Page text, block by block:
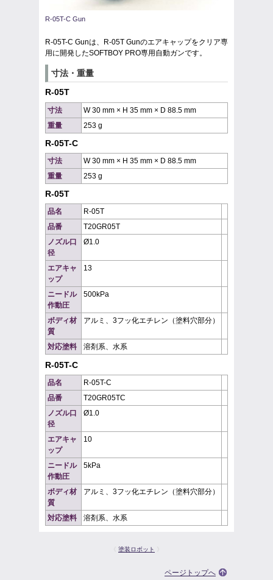
R-05T-C Gun
R-05T-C Gunは、R-05T Gunのエアキャップをクリア専
用に開発したSOFTBOY PRO専用自動ガンです。
寸法・重量
R-05T
寸法
W 30 mm × H 35 mm × D 88.5 mm
重量
253 g
R-05T-C
寸法
W 30 mm × H 35 mm × D 88.5 mm
重量
253 g
R-05T
品名
R-05T
品番
T20GR05T
ノズル口
径
Ø1.0
エアキャ
ップ
13
ニードル
作動圧
500kPa
ボディ材
質
アルミ、3フッ化エチレン（塗料穴部分）
対応塗料 溶剤系、水系
R-05T-C
品名
R-05T-C
品番
T20GR05TC
ノズル口
径
Ø1.0
エアキャ
ップ
10
ニードル
作動圧
5kPa
ボディ材
質
アルミ、3フッ化エチレン（塗料穴部分）
対応塗料 溶剤系、水系
塗装ロボット
ページトップへ